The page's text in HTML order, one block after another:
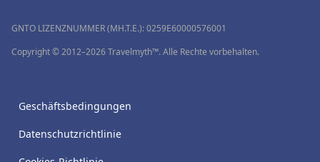
GNTO LIZENZNUMMER (MH.T.E.): 0259Ε60000576001
Copyright © 2012–2026 Travelmyth™. Alle Rechte vorbehalten.
Geschäftsbedingungen
Datenschutzrichtlinie